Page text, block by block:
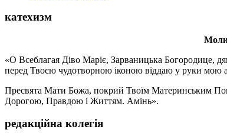
катехизм
«О Всеблагая Діво Маріє, Зарваницька Богородице,
перед Твоєю чудотворною іконою віддаю у руки мою
Пресвята Мати Божа, покрий Твоїм Материнським
Дорогою, Правдою і Життям. Амінь».
редакційна колегія